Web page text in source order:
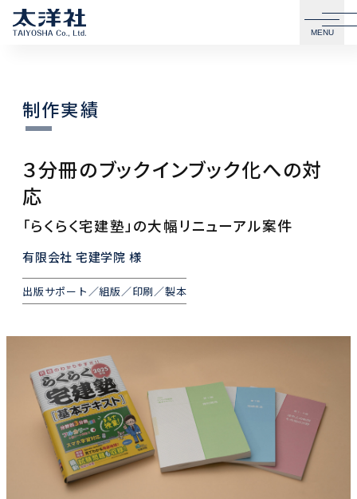
MENU
制作実績
３分冊のブックインブック化への対
応
「らくらく宅建塾」の大幅リニューアル案件
有限会社 宅建学院 様
出版サポート／組版／印刷／製本